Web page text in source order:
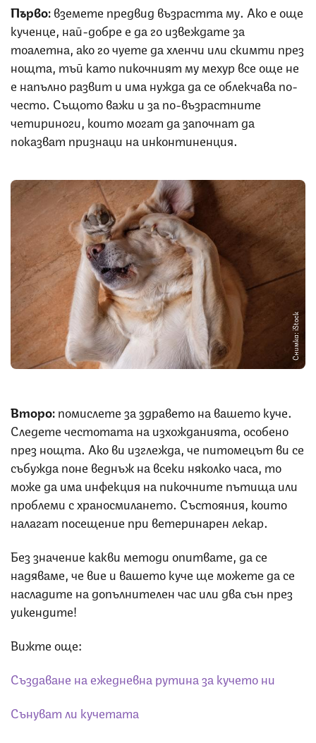
Първо:вземете предвид възрастта му. Ако е още
кученце, най-добре е да го извеждате за
тоалетна, ако го чуете да хленчи или скимти през
нощта, тъй като пикочният му мехур все още не
е напълно развит и има нужда да се облекчава по-
често. Същото важи и за по-възрастните
четириноги, които могат да започнат да
показват признаци на инконтиненция.
Снимка: iStock
Второ:помислете за здравето на вашето куче.
Следете честотата на изхожданията, особено
през нощта. Ако ви изглежда, че питомецът ви се
събужда поне веднъж на всеки няколко часа, то
може да има инфекция на пикочните пътища или
проблеми с храносмилането. Състояния, които
налагат посещение при ветеринарен лекар.
Без значение какви методи опитвате, да се
надяваме, че вие и вашето куче ще можете да се
насладите на допълнителен час или два сън през
уикендите!
Вижте още:
Създаване на ежедневна рутина за кучето ни
Сънуват ли кучетата